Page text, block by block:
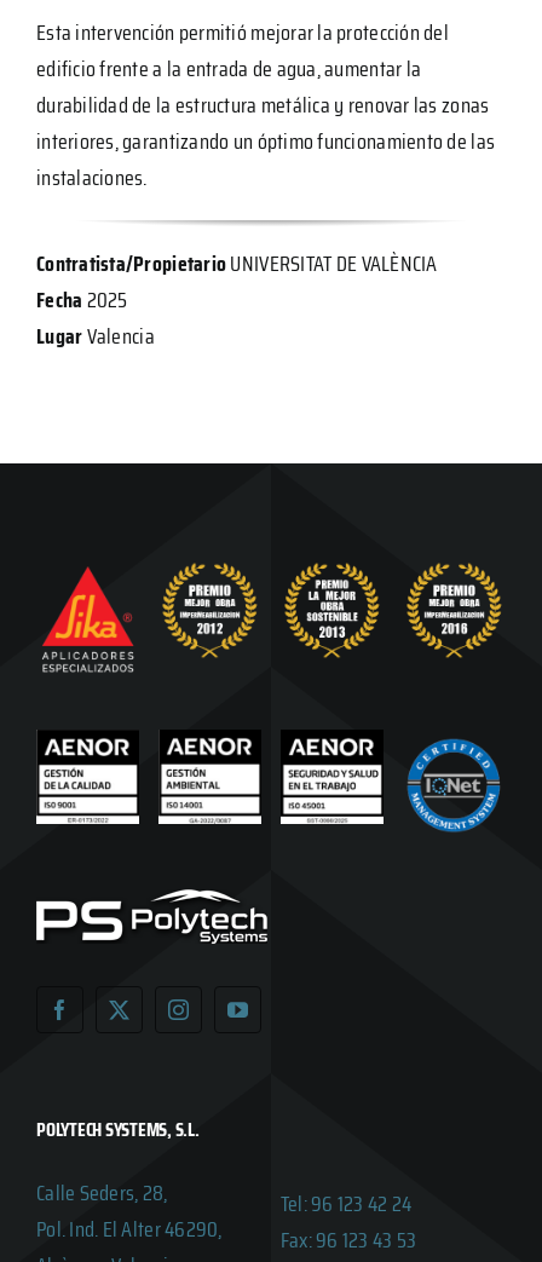
Esta intervención permitió mejorar la protección del
edificio frente a la entrada de agua, aumentar la
durabilidad de la estructura metálica y renovar las zonas
interiores, garantizando un óptimo funcionamiento de las
instalaciones.
Contratista/PropietarioUNIVERSITAT DE VALÈNCIA
Fecha2025
LugarValencia
POLYTECH SYSTEMS, S.L.
Calle Seders, 28,
Pol. Ind. El Alter 46290,
Tel: 96 123 42 24
Fax: 96 123 43 53